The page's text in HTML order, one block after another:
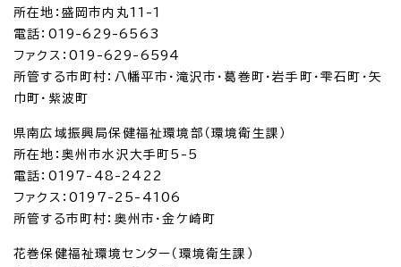
所在地：盛岡市内丸11-1
電話：019-629-6563
ファクス：019-629-6594
所管する市町村：八幡平市・滝沢市・葛巻町・岩手町・雫石町・矢
巾町・紫波町
県南広域振興局保健福祉環境部（環境衛生課）
所在地：奥州市水沢大手町5-5
電話：0197-48-2422
ファクス：0197-25-4106
所管する市町村：奥州市・金ケ崎町
花巻保健福祉環境センター（環境衛生課）